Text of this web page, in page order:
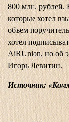
800 млн. рублей.
которые хотел
объем
хотел
AiRUnion, но об
Игорь Левитин.
Источник: